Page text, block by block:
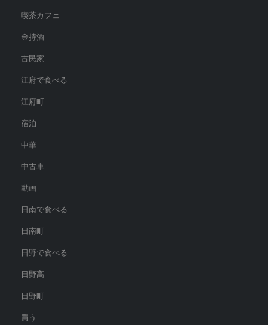
喫茶カフェ
金持酒
古民家
江府で食べる
江府町
宿泊
中華
中古車
動画
日南で食べる
日南町
日野で食べる
日野高
日野町
買う